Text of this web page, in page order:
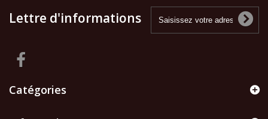
Lettre d'informations
Catégories